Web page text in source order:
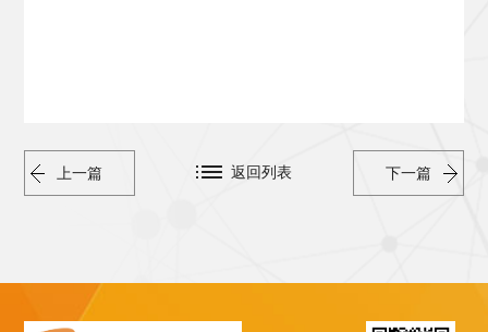
上一篇 下一篇
返回列表